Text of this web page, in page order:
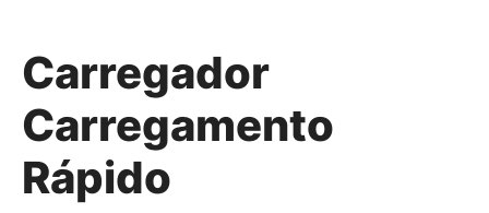
Carregador
Carregamento
Rápido